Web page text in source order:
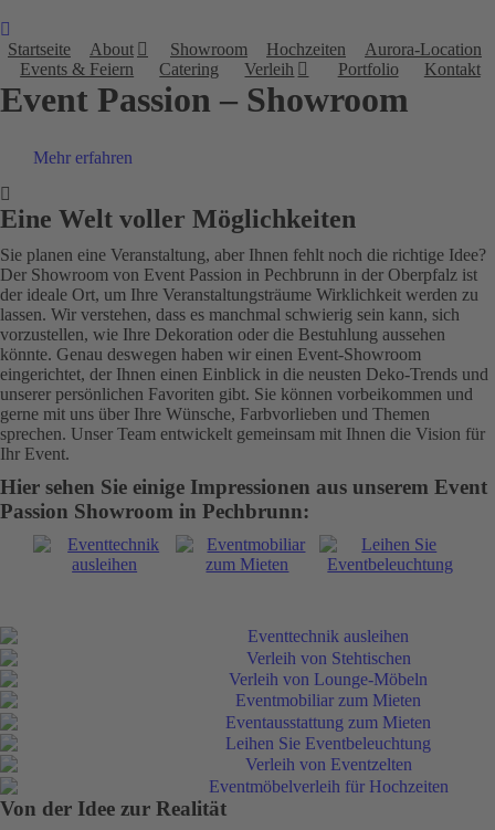
Startseite About Showroom Hochzeiten
Aurora-Location
Events & Feiern
Catering Verleih Portfolio Kontakt
Event Passion – Showroom
Mehr erfahren
Video abspielen
Eine Welt voller Möglichkeiten
Sie planen eine Veranstaltung, aber Ihnen fehlt noch die richtige Idee?
Der Showroom von Event Passion in Pechbrunn in der Oberpfalz ist
der ideale Ort, um Ihre Veranstaltungsträume Wirklichkeit werden zu
lassen. Wir verstehen, dass es manchmal schwierig sein kann, sich
vorzustellen, wie Ihre Dekoration oder die Bestuhlung aussehen
könnte. Genau deswegen haben wir einen Event-Showroom
eingerichtet, der Ihnen einen Einblick in die neusten Deko-Trends und
unserer persönlichen Favoriten gibt. Sie können vorbeikommen und
gerne mit uns über Ihre Wünsche, Farbvorlieben und Themen
sprechen. Unser Team entwickelt gemeinsam mit Ihnen die Vision für
Ihr Event.
Hier sehen Sie einige Impressionen aus unserem Event
Passion Showroom in Pechbrunn:
Von der Idee zur Realität